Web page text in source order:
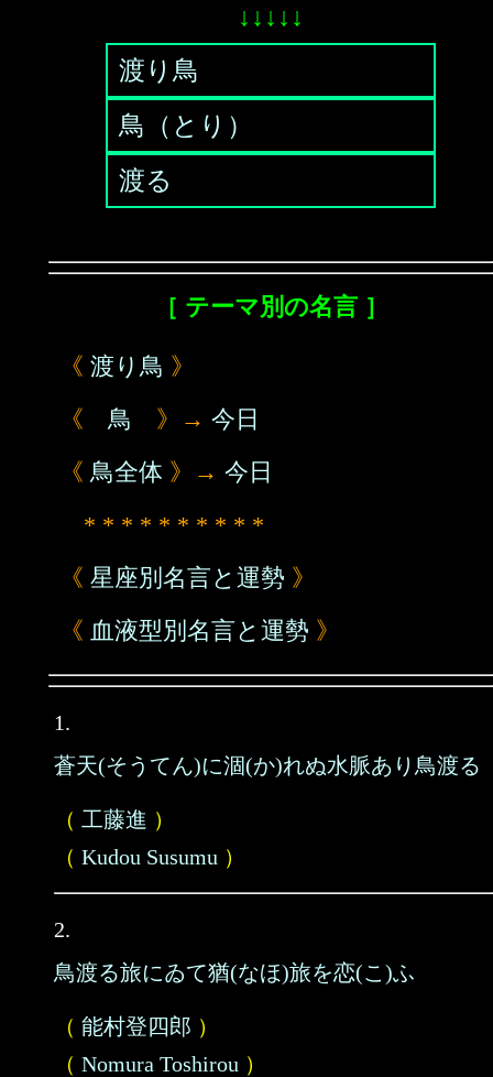
↓↓↓↓↓
渡り鳥
鳥（とり）
渡る
［ テーマ別の名言 ］
《 渡り鳥 》
《 鳥 》→ 今日
《 鳥全体 》→ 今日
* * * * * * * * * *
《 星座別名言と運勢 》
《 血液型別名言と運勢 》
1.
蒼天(そうてん)に涸(か)れぬ水脈あり鳥渡る
（ 工藤進 ）
（ Kudou Susumu ）
2.
鳥渡る旅にゐて猶(なほ)旅を恋(こ)ふ
（ 能村登四郎 ）
（ Nomura Toshirou ）